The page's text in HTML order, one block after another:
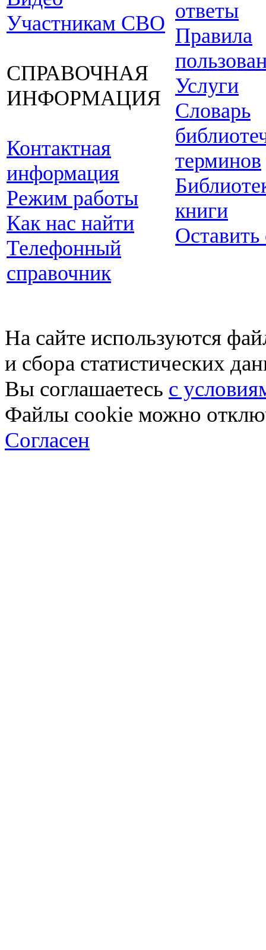
Участникам СВО
СПРАВОЧНАЯ
ИНФОРМАЦИЯ
Контактная
информация
Режим работы
Как нас найти
Телефонный
справочник
ответы
Правила
Услуги
Словарь
терминов
книги
Оставить
На сайте используются
и сбора статистических
Вы соглашаетесь с
Файлы cookie можно
Согласен